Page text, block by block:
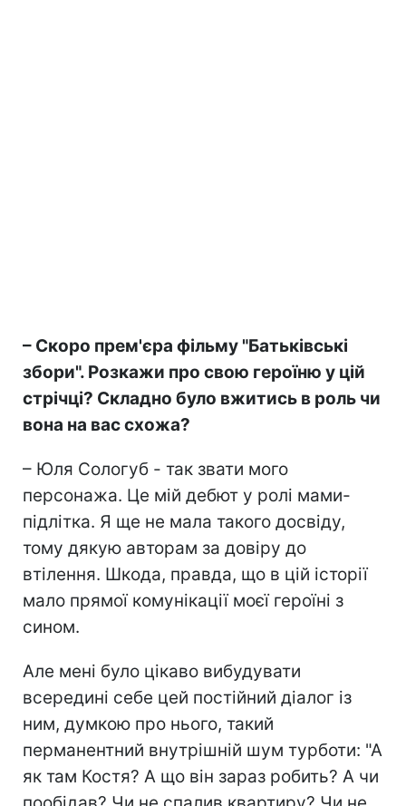
– Скоро прем'єра фільму "Батьківські
збори". Розкажи про свою героїню у цій
стрічці? Складно було вжитись в роль чи
вона на вас схожа?
– Юля Сологуб - так звати мого
персонажа. Це мій дебют у ролі мами-
підлітка. Я ще не мала такого досвіду,
тому дякую авторам за довіру до
втілення. Шкода, правда, що в цій історії
мало прямої комунікації моєї героїні з
сином.
Але мені було цікаво вибудувати
всередині себе цей постійний діалог із
ним, думкою про нього, такий
перманентний внутрішній шум турботи: "А
як там Костя? А що він зараз робить? А чи